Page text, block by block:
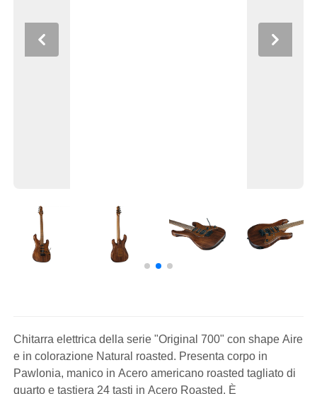
Previous Next
Chitarra elettrica della serie "Original 700" con shape Aire
e in colorazione Natural roasted. Presenta corpo in
Pawlonia, manico in Acero americano roasted tagliato di
quarto e tastiera 24 tasti in Acero Roasted. È